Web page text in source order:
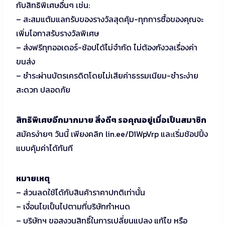
กับสิทธิพิเศษอื่นๆ เช่น:
– สะสมแต้มแลกรับของรางวัลสุดคุ้ม-ทุกการซื้อของคุณจะ
เพิ่มโอกาสรับรางวัลพิเศษ
– ส่งฟรีทุกออเดอร์-ช้อปได้ไม่จำกัด ไม่ต้องกังวลเรื่องค่า
ขนส่ง
– ชำระผ่านบัตรเครดิตโดยไม่เสียค่าธรรมเนียม-ชำระง่าย
สะดวก ปลอดภัย
สิทธิพิเศษอีกมากมาย สิ่งดีๆ รอคุณอยู่เมื่อเป็นสมาชิก
สมัครง่ายๆ วันนี้ เพียงคลิก lin.ee/D1WpVrp และเริ่มช้อปปิ้ง
แบบคุ้มค่าได้ทันที
หมายเหตุ
– ส่วนลดใช้ได้กับสินค้าราคาปกติเท่านั้น
– เงื่อนไขเป็นไปตามที่บริษัทกำหนด
– บริษัทฯ ขอสงวนสิทธิ์ในการเปลี่ยนแปลง แก้ไข หรือ